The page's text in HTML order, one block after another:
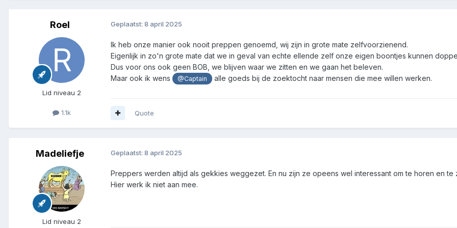
Roel
Lid niveau 2
1.1k
Geplaatst: 8 april 2025
Ik heb onze manier ook nooit preppen genoemd, wij zijn in grote mate zelfvoorzienend.
Eigenlijk in zo'n grote mate dat we in geval van echte ellende zelf onze eigen boontjes kunnen
Dus voor ons ook geen BOB, we blijven waar we zitten en we gaan het beleven.
Maar ook ik wens
@Captain alle goeds bij de zoektocht naar mensen die mee willen werken.
Quote
Madeliefje
Lid niveau 2
Geplaatst: 8 april 2025
Preppers werden altijd als gekkies weggezet. En nu zijn ze opeens wel interessant om te horen en te
Hier werk ik niet aan mee.